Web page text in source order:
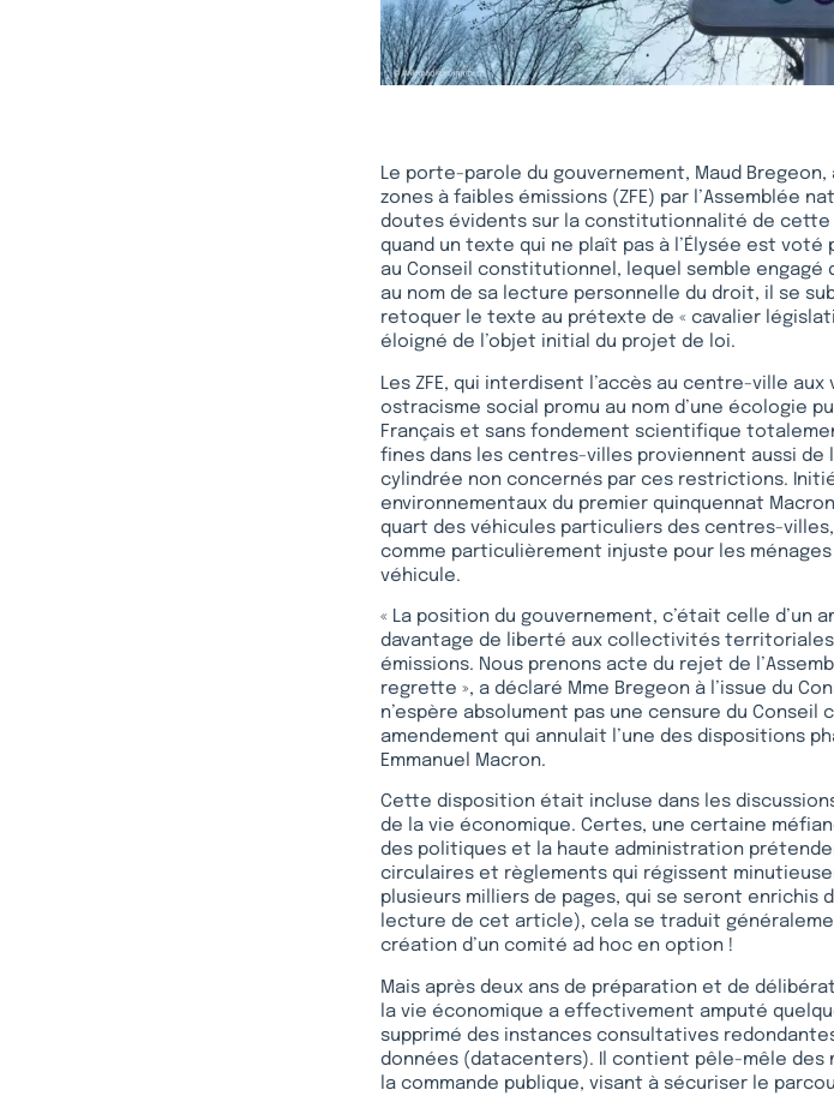
Le porte-parole du gouvernement, Maud
zones à faibles émissions (ZFE) par l’Assemblée
doutes évidents sur la constitutionnalité de cette
quand un texte qui ne plaît pas à l’Élysée est
au Conseil constitutionnel, lequel semble engagé
au nom de sa lecture personnelle du droit, il se
retoquer le texte au prétexte de « cavalier
éloigné de l’objet initial du projet de loi.
Les ZFE, qui interdisent l’accès au centre-ville
ostracisme social promu au nom d’une écologie
Français et sans fondement scientifique
fines dans les centres-villes proviennent aussi de
cylindrée non concernés par ces restrictions.
environnementaux du premier quinquennat
quart des véhicules particuliers des centres-
comme particulièrement injuste pour les ménages
véhicule.
« La position du gouvernement, c’était celle d’un
davantage de liberté aux collectivités territoriales
émissions. Nous prenons acte du rejet de
regrette », a déclaré Mme Bregeon à l’issue du
n’espère absolument pas une censure du
amendement qui annulait l’une des dispositions
Emmanuel Macron.
Cette disposition était incluse dans les
de la vie économique. Certes, une certaine
des politiques et la haute administration
circulaires et règlements qui régissent
plusieurs milliers de pages, qui se seront enrichis
lecture de cet article), cela se traduit
création d’un comité ad hoc en option !
Mais après deux ans de préparation et de
la vie économique a effectivement amputé
supprimé des instances consultatives
données (datacenters). Il contient pêle-mêle des
la commande publique, visant à sécuriser le